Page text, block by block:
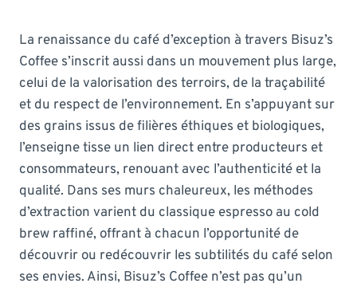
La renaissance du café d’exception à travers Bisuz’s
Coffee s’inscrit aussi dans un mouvement plus large,
celui de la valorisation des terroirs, de la traçabilité
et du respect de l’environnement. En s’appuyant sur
des grains issus de filières éthiques et biologiques,
l’enseigne tisse un lien direct entre producteurs et
consommateurs, renouant avec l’authenticité et la
qualité. Dans ses murs chaleureux, les méthodes
d’extraction varient du classique espresso au cold
brew raffiné, offrant à chacun l’opportunité de
découvrir ou redécouvrir les subtilités du café selon
ses envies. Ainsi, Bisuz’s Coffee n’est pas qu’un